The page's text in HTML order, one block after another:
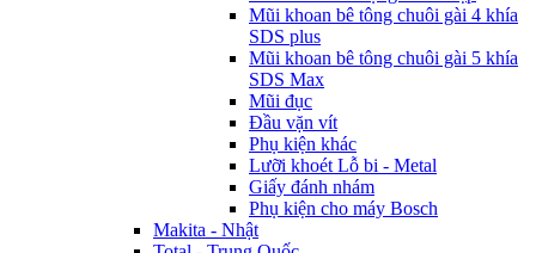
Mũi khoan bê tông chuôi gài 4 khía
SDS plus
Mũi khoan bê tông chuôi gài 5 khía
SDS Max
Mũi đục
Đầu vặn vít
Phụ kiện khác
Lưỡi khoét Lỗ bi - Metal
Giấy đánh nhám
Phụ kiện cho máy Bosch
Makita - Nhật